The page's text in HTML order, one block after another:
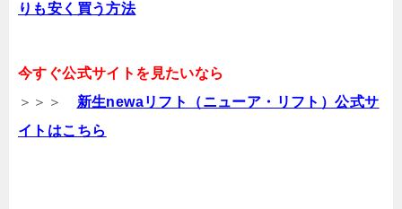
りも安く買う方法
今すぐ公式サイトを見たいなら
＞＞＞ 新生newaリフト（ニューア・リフト）公式サ
イトはこちら